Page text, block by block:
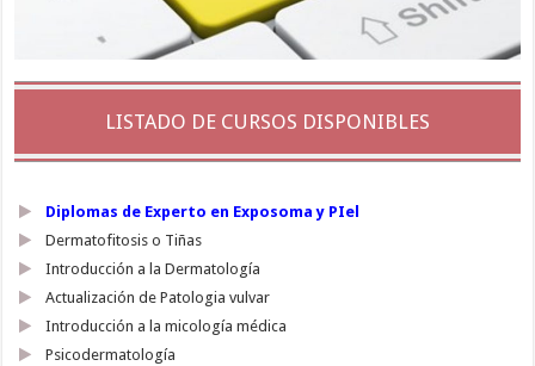
LISTADO DE CURSOS DISPONIBLES
Diplomas de Experto en Exposoma y PIel
Dermatofitosis o Tiñas
Introducción a la Dermatología
Actualización de Patologia vulvar
Introducción a la micología médica
Psicodermatología